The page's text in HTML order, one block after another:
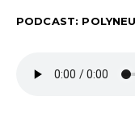
PODCAST: